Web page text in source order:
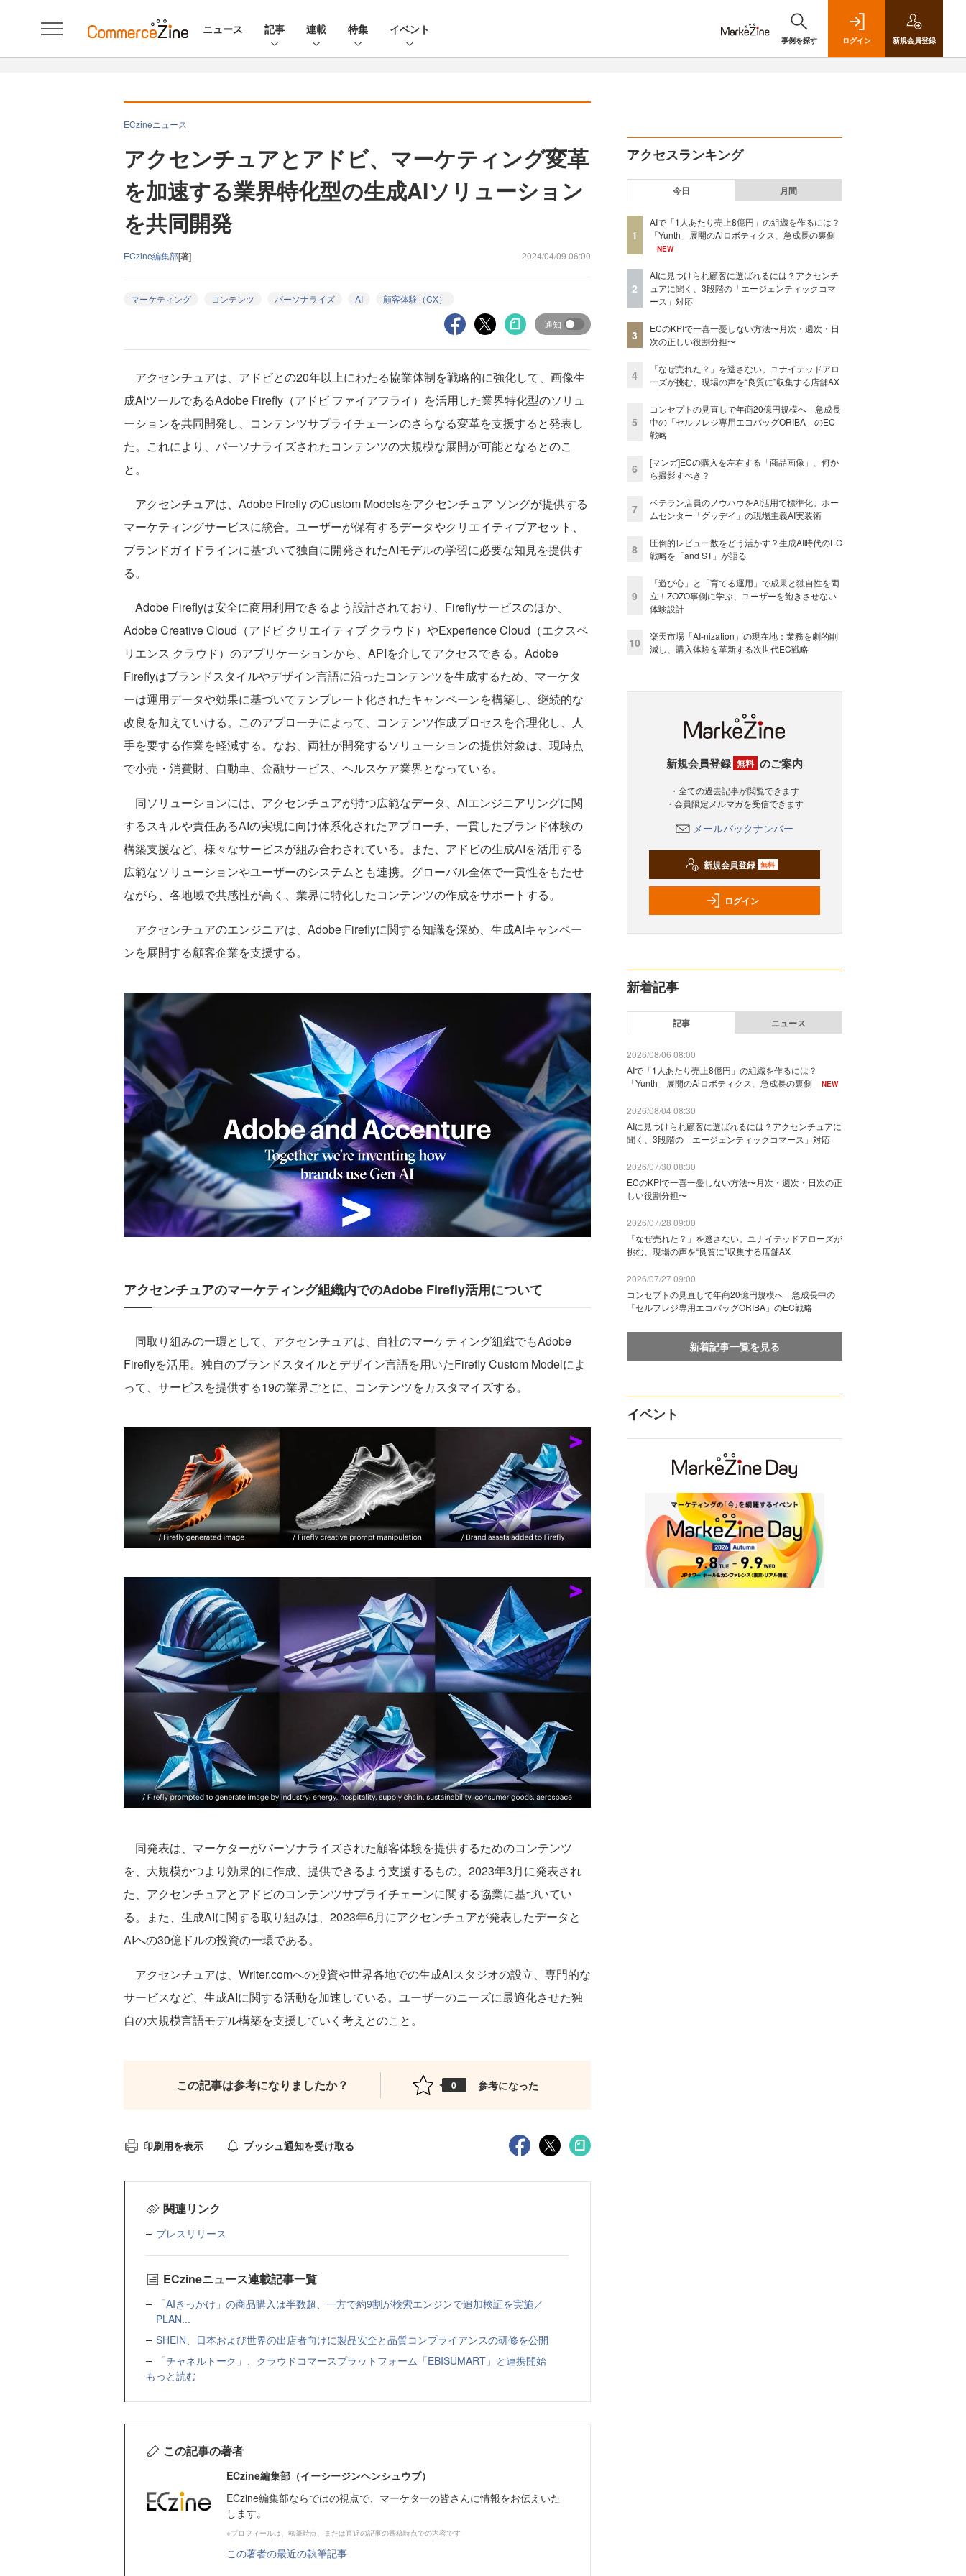
ニュース 記事 連載 特集 イベント
事例を探す ログイン 新規会員登録
ECzineニュース
アクセンチュアとアドビ、マーケティング変革
を加速する業界特化型の生成AIソリューション
を共同開発
ECzine編集部[著] 2024/04/09 06:00
マーケティング コンテンツ パーソナライズ AI 顧客体験（CX）
通知
アクセンチュアは、アドビとの20年以上にわたる協業体制を戦略的に強化して、画像生
成AIツールであるAdobe Firefly（アドビ ファイアフライ）を活用した業界特化型のソリュ
ーションを共同開発し、コンテンツサプライチェーンのさらなる変革を支援すると発表し
た。これにより、パーソナライズされたコンテンツの大規模な展開が可能となるとのこ
と。
アクセンチュアは、Adobe Firefly のCustom Modelsをアクセンチュア ソングが提供する
マーケティングサービスに統合。ユーザーが保有するデータやクリエイティブアセット、
ブランドガイドラインに基づいて独自に開発されたAIモデルの学習に必要な知見を提供す
る。
Adobe Fireflyは安全に商用利用できるよう設計されており、Fireflyサービスのほか、
Adobe Creative Cloud（アドビ クリエイティブ クラウド）やExperience Cloud（エクスペ
リエンス クラウド）のアプリケーションから、APIを介してアクセスできる。Adobe
Fireflyはブランドスタイルやデザイン言語に沿ったコンテンツを生成するため、マーケタ
ーは運用データや効果に基づいてテンプレート化されたキャンペーンを構築し、継続的な
改良を加えていける。このアプローチによって、コンテンツ作成プロセスを合理化し、人
手を要する作業を軽減する。なお、両社が開発するソリューションの提供対象は、現時点
で小売・消費財、自動車、金融サービス、ヘルスケア業界となっている。
同ソリューションには、アクセンチュアが持つ広範なデータ、AIエンジニアリングに関
するスキルや責任あるAIの実現に向け体系化されたアプローチ、一貫したブランド体験の
構築支援など、様々なサービスが組み合わされている。また、アドビの生成AIを活用する
広範なソリューションやユーザーのシステムとも連携。グローバル全体で一貫性をもたせ
ながら、各地域で共感性が高く、業界に特化したコンテンツの作成をサポートする。
アクセンチュアのエンジニアは、Adobe Fireflyに関する知識を深め、生成AIキャンペー
ンを展開する顧客企業を支援する。
アクセンチュアのマーケティング組織内でのAdobe Firefly活用について
同取り組みの一環として、アクセンチュアは、自社のマーケティング組織でもAdobe
Fireflyを活用。独自のブランドスタイルとデザイン言語を用いたFirefly Custom Modelによ
って、サービスを提供する19の業界ごとに、コンテンツをカスタマイズする。
同発表は、マーケターがパーソナライズされた顧客体験を提供するためのコンテンツ
を、大規模かつより効果的に作成、提供できるよう支援するもの。2023年3月に発表され
た、アクセンチュアとアドビのコンテンツサプライチェーンに関する協業に基づいてい
る。また、生成AIに関する取り組みは、2023年6月にアクセンチュアが発表したデータと
AIへの30億ドルの投資の一環である。
アクセンチュアは、Writer.comへの投資や世界各地での生成AIスタジオの設立、専門的な
サービスなど、生成AIに関する活動を加速している。ユーザーのニーズに最適化させた独
自の大規模言語モデル構築を支援していく考えとのこと。
この記事は参考になりましたか？ 0 参考になった
印刷用を表示 プッシュ通知を受け取る
関連リンク
プレスリリース
ECzineニュース連載記事一覧
「AIきっかけ」の商品購入は半数超、一方で約9割が検索エンジンで追加検証を実施／
PLAN...
SHEIN、日本および世界の出店者向けに製品安全と品質コンプライアンスの研修を公開
「チャネルトーク」、クラウドコマースプラットフォーム「EBISUMART」と連携開始
もっと読む
この記事の著者
ECzine編集部（イーシージンヘンシュウブ）
ECzine編集部ならではの視点で、マーケターの皆さんに情報をお伝えいた
します。
※プロフィールは、執筆時点、または直近の記事の寄稿時点での内容です
この著者の最近の執筆記事
アクセスランキング
今日 月間
1
AIで「1人あたり売上8億円」の組織を作るには？
「Yunth」展開のAiロボティクス、急成長の裏側
NEW
2
AIに見つけられ顧客に選ばれるには？アクセンチ
ュアに聞く、3段階の「エージェンティックコマ
ース」対応
3
ECのKPIで一喜一憂しない方法〜月次・週次・日
次の正しい役割分担〜
4
「なぜ売れた？」を逃さない。ユナイテッドアロ
ーズが挑む、現場の声を“良質に”収集する店舗AX
5
コンセプトの見直しで年商20億円規模へ 急成長
中の「セルフレジ専用エコバッグORIBA」のEC
戦略
6
[マンガ]ECの購入を左右する「商品画像」、何か
ら撮影すべき？
7
ベテラン店員のノウハウをAI活用で標準化。ホー
ムセンター「グッデイ」の現場主義AI実装術
8
圧倒的レビュー数をどう活かす？生成AI時代のEC
戦略を「and ST」が語る
9
「遊び心」と「育てる運用」で成果と独自性を両
立！ZOZO事例に学ぶ、ユーザーを飽きさせない
体験設計
10
楽天市場「AI-nization」の現在地：業務を劇的削
減し、購入体験を革新する次世代EC戦略
新規会員登録 無料 のご案内
・全ての過去記事が閲覧できます
・会員限定メルマガを受信できます
メールバックナンバー
新規会員登録 無料
ログイン
新着記事
記事 ニュース
2026/08/06 08:00
AIで「1人あたり売上8億円」の組織を作るには？
「Yunth」展開のAiロボティクス、急成長の裏側
NEW
2026/08/04 08:30
AIに見つけられ顧客に選ばれるには？アクセンチュアに
聞く、3段階の「エージェンティックコマース」対応
2026/07/30 08:30
ECのKPIで一喜一憂しない方法〜月次・週次・日次の正
しい役割分担〜
2026/07/28 09:00
「なぜ売れた？」を逃さない。ユナイテッドアローズが
挑む、現場の声を“良質に”収集する店舗AX
2026/07/27 09:00
コンセプトの見直しで年商20億円規模へ 急成長中の
「セルフレジ専用エコバッグORIBA」のEC戦略
新着記事一覧を見る
イベント